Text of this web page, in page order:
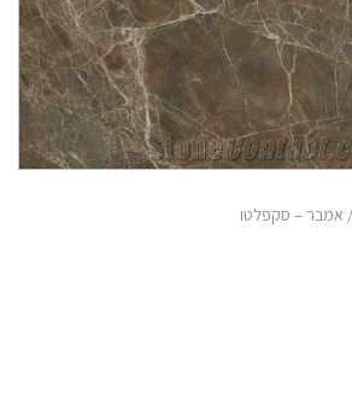
/ אמבר – סקפלטו